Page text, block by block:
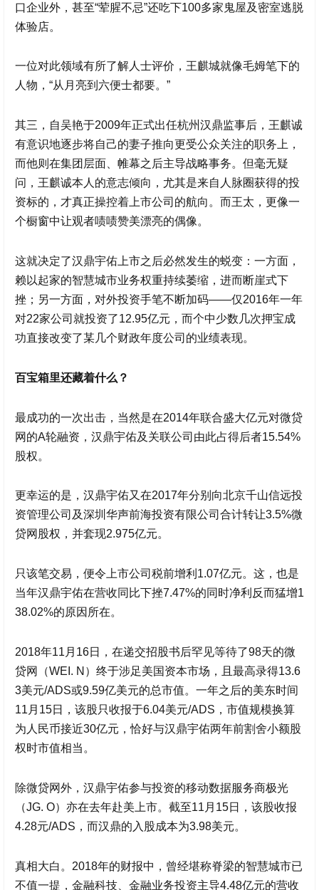
口企业外，甚至“荤腥不忌”还吃下100多家鬼屋及密室逃脱
体验店。
一位对此领域有所了解人士评价，王麒城就像毛姆笔下的
人物，“从月亮到六便士都要。”
其三，自吴艳于2009年正式出任杭州汉鼎监事后，王麒诚
有意识地逐步将自己的妻子推向更受公众关注的职务上，
而他则在集团层面、帷幕之后主导战略事务。但毫无疑
问，王麒诚本人的意志倾向，尤其是来自人脉圈获得的投
资标的，才真正操控着上市公司的航向。而王太，更像一
个橱窗中让观者啧啧赞美漂亮的偶像。
这就决定了汉鼎宇佑 上市之后必然发生的蜕变：一方面，
赖以起家的智慧城市业务权重持续萎缩，进而断崖式下
挫；另一方面，对外投资手笔不断加码——仅2016年一年
对22家公司就投资了12.95亿元，而个中少数几次押宝成
功直接改变了某几个财政年度公司的业绩表现。
百宝箱里还藏着什么？
最成功的一次出击，当然是在2014年联合盛大亿元对微贷
网 的A轮融资， 汉鼎宇佑及关联公司由此占得后者15.54%
股权。
更幸运的是， 汉鼎宇佑又在2017年分别向北京千山信远投
资管理公司及深圳华声前海投资有限公司合计转让3.5%微
贷网 股权，并套现2.975亿元。
只该笔交易，便令上市公司税前增利1.07亿元。这，也是
当年汉鼎宇佑在营收同比下挫7.47%的同时净利反而猛增1
38.02%的原因所在。
2018年11月16日，在递交招股书后罕见等待了98天的微
贷网
（WEI. N）终于涉足美国资本市场，且最高录得13.6
3美元/ADS或9.59亿美元的总市值。一年之后的美东时间
11月15日，该股只收报于6.04美元/ADS，市值规模换算
为人民币接近30亿元，恰好与汉鼎宇佑两年前割舍小额股
权时市值相当。
除微贷网外， 汉鼎宇佑参与投资的移动数据服务商极光
（JG. O）亦在去年赴美上市。截至11月15日，该股收报
4.28元/ADS，而汉鼎的入股成本为3.98美元。
真相大白。2018年的财报中，曾经堪称脊梁的智慧城市已
不值一提，金融科技、金融业务投资主导4.48亿元的营收